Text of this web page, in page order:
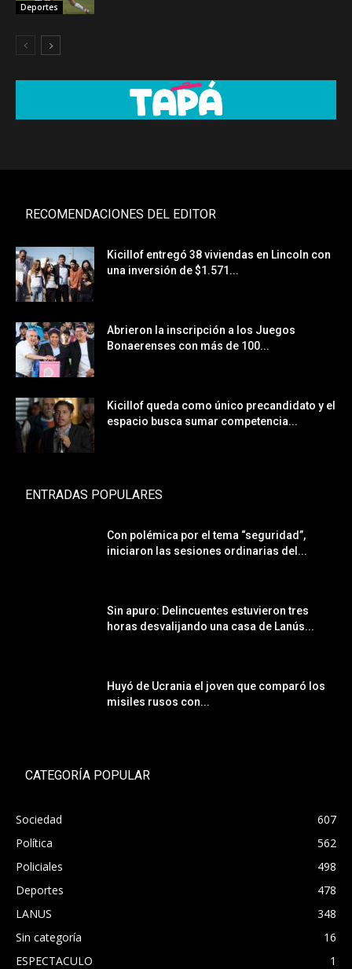
Deportes
RECOMENDACIONES DEL EDITOR
Kicillof entregó 38 viviendas en Lincoln con
una inversión de $1.571...
Abrieron la inscripción a los Juegos
Bonaerenses con más de 100...
Kicillof queda como único precandidato y el
espacio busca sumar competencia...
ENTRADAS POPULARES
Con polémica por el tema “seguridad”,
iniciaron las sesiones ordinarias del...
Sin apuro: Delincuentes estuvieron tres
horas desvalijando una casa de Lanús...
Huyó de Ucrania el joven que comparó los
misiles rusos con...
CATEGORÍA POPULAR
Sociedad
607
Política
562
Policiales
498
Deportes
478
LANUS
348
Sin categoría
16
ESPECTACULO
1